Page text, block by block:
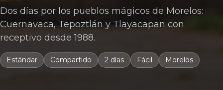
Dos días por los pueblos mágicos de Morelos:
Cuernavaca, Tepoztlán y Tlayacapan con
receptivo desde 1988.
Estándar Compartido 2 días Fácil Morelos